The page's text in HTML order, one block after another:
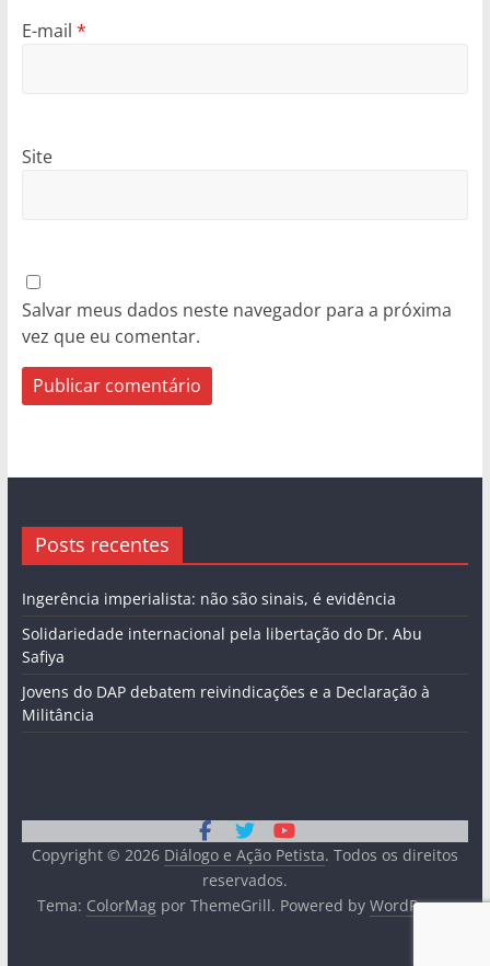
E-mail *
Site
Salvar meus dados neste navegador para a próxima
vez que eu comentar.
Posts recentes
Ingerência imperialista: não são sinais, é evidência
Solidariedade internacional pela libertação do Dr. Abu
Safiya
Jovens do DAP debatem reivindicações e a Declaração à
Militância
Copyright © 2026 Diálogo e Ação Petista. Todos os direitos
reservados.
Tema: ColorMagpor ThemeGrill. Powered by WordPress.